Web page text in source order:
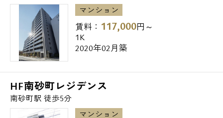
・飲食店
ファーストキッチン東陽町西友店 100m
ドトールコーヒーショップ東陽町店 310m
タリーズコーヒー南砂二丁目永代通り店
316m
※最後になりますが弊社では東京都２３区、
マンション
賃料： 117,000円～
1K
2020年02月築
HF南砂町レジデンス
南砂町駅 徒歩5分
マンション